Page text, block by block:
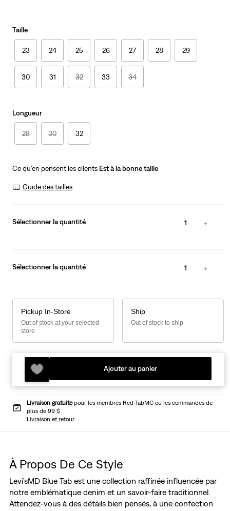
Taille
23 24 25 26 27 28 29
30 31 32 33 34
Longueur
28 30 32
Ce qu’en pensent les clients Est à la bonne taille
Guide des tailles
Sélectionner la quantité 1
Sélectionner la quantité 1
Pickup In-Store
Out of stock at your selected
store
Ship
Out of stock to ship
Ajouter au panier
Livraison gratuitepour les membres Red TabMC ou les commandes de
plus de 99 $
Livraison et retour
À Propos De Ce Style
Levi'sMD Blue Tab est une collection raffinée influencée par
notre emblématique denim et un savoir-faire traditionnel.
Attendez-vous à des détails bien pensés, à une confection